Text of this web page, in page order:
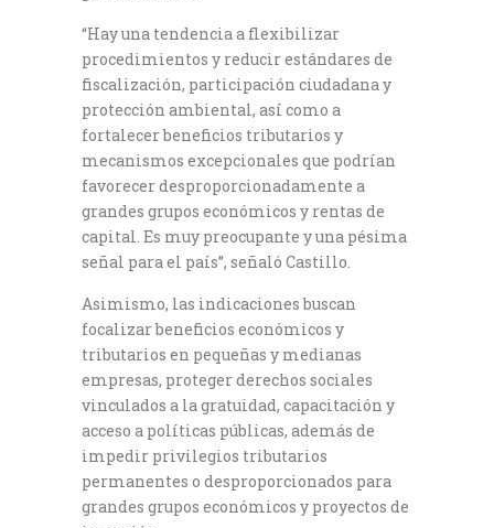
“Hay una tendencia a flexibilizar
procedimientos y reducir estándares de
fiscalización, participación ciudadana y
protección ambiental, así como a
fortalecer beneficios tributarios y
mecanismos excepcionales que podrían
favorecer desproporcionadamente a
grandes grupos económicos y rentas de
capital. Es muy preocupante y una pésima
señal para el país”, señaló Castillo.
Asimismo, las indicaciones buscan
focalizar beneficios económicos y
tributarios en pequeñas y medianas
empresas, proteger derechos sociales
vinculados a la gratuidad, capacitación y
acceso a políticas públicas, además de
impedir privilegios tributarios
permanentes o desproporcionados para
grandes grupos económicos y proyectos de